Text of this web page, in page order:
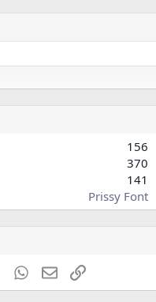
156
370
141
Prissy Font
Tumblr WhatsApp
E-postaLink